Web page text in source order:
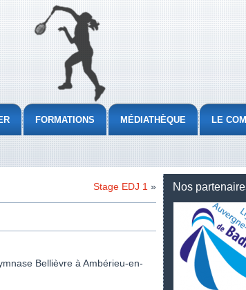
FORMATIONS MÉDIATHÈQUE LE
Stage EDJ 1 »
Bellièvre à Ambérieu-en-
Nos